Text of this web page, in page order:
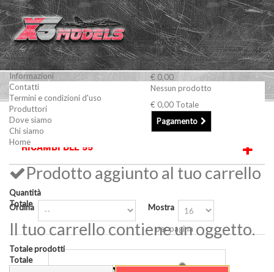
Informazioni
Contatti
Termini e condizioni d'uso
Produttori
Dove siamo
Chi siamo
Home
€ 0,00
Nessun prodotto
€ 0,00 Totale
Pagamento
Prodotto aggiunto al tuo carrello
Quantità
Totale
Il tuo carrello contiene un oggetto.
Totale prodotti
Totale
Ricambi DL - DLE Ricambi DLE 55
RICAMBI DLE 55
Ordina Mostra
per pagina